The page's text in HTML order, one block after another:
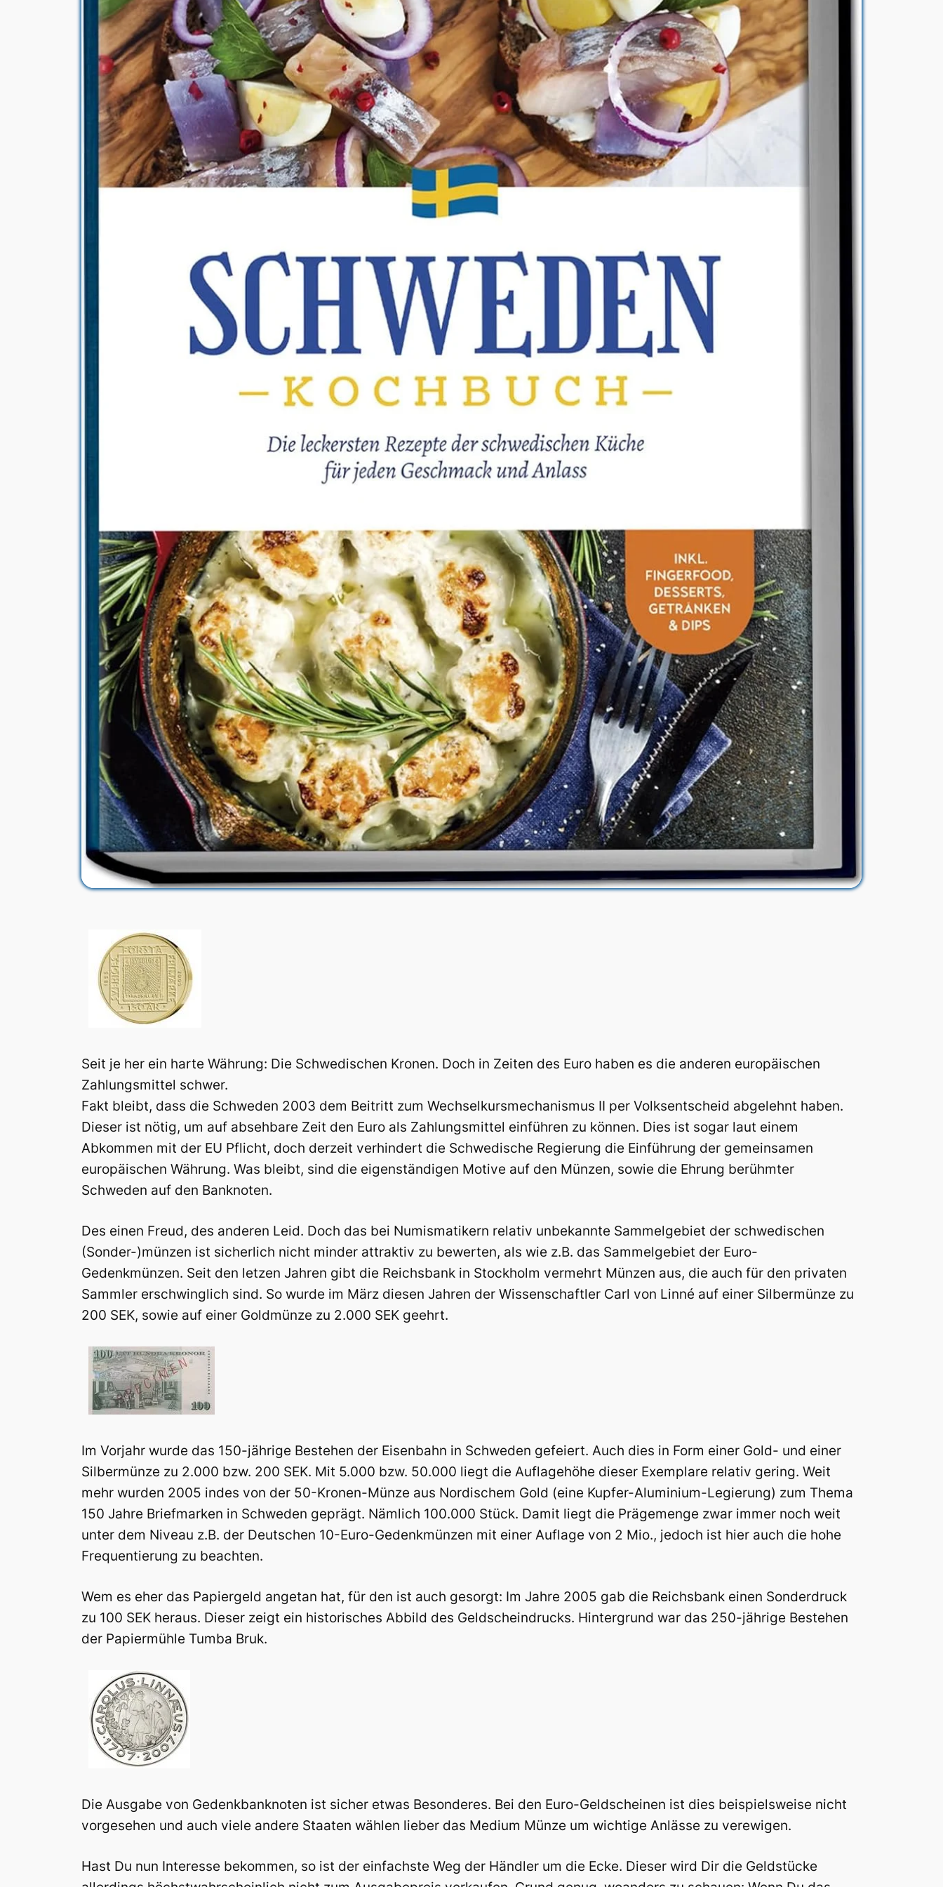
Seit je her ein harte Währung: Die Schwedischen Kronen. Doch in Zeiten des Euro haben es die anderen europäischen
Zahlungsmittel schwer.
Fakt bleibt, dass die Schweden 2003 dem Beitritt zum Wechselkursmechanismus II per Volksentscheid abgelehnt haben.
Dieser ist nötig, um auf absehbare Zeit den Euro als Zahlungsmittel einführen zu können. Dies ist sogar laut einem
Abkommen mit der EU Pflicht, doch derzeit verhindert die Schwedische Regierung die Einführung der gemeinsamen
europäischen Währung. Was bleibt, sind die eigenständigen Motive auf den Münzen, sowie die Ehrung berühmter
Schweden auf den Banknoten.
Des einen Freud, des anderen Leid. Doch das bei Numismatikern relativ unbekannte Sammelgebiet der schwedischen
(Sonder-)münzen ist sicherlich nicht minder attraktiv zu bewerten, als wie z.B. das Sammelgebiet der Euro-
Gedenkmünzen. Seit den letzen Jahren gibt die Reichsbank in Stockholm vermehrt Münzen aus, die auch für den privaten
Sammler erschwinglich sind. So wurde im März diesen Jahren der Wissenschaftler Carl von Linné auf einer Silbermünze zu
200 SEK, sowie auf einer Goldmünze zu 2.000 SEK geehrt.
Im Vorjahr wurde das 150-jährige Bestehen der Eisenbahn in Schweden gefeiert. Auch dies in Form einer Gold- und einer
Silbermünze zu 2.000 bzw. 200 SEK. Mit 5.000 bzw. 50.000 liegt die Auflagehöhe dieser Exemplare relativ gering. Weit
mehr wurden 2005 indes von der 50-Kronen-Münze aus Nordischem Gold (eine Kupfer-Aluminium-Legierung) zum Thema
150 Jahre Briefmarken in Schweden geprägt. Nämlich 100.000 Stück. Damit liegt die Prägemenge zwar immer noch weit
unter dem Niveau z.B. der Deutschen 10-Euro-Gedenkmünzen mit einer Auflage von 2 Mio., jedoch ist hier auch die hohe
Frequentierung zu beachten.
Wem es eher das Papiergeld angetan hat, für den ist auch gesorgt: Im Jahre 2005 gab die Reichsbank einen Sonderdruck
zu 100 SEK heraus. Dieser zeigt ein historisches Abbild des Geldscheindrucks. Hintergrund war das 250-jährige Bestehen
der Papiermühle Tumba Bruk.
Die Ausgabe von Gedenkbanknoten ist sicher etwas Besonderes. Bei den Euro-Geldscheinen ist dies beispielsweise nicht
vorgesehen und auch viele andere Staaten wählen lieber das Medium Münze um wichtige Anlässe zu verewigen.
Hast Du nun Interesse bekommen, so ist der einfachste Weg der Händler um die Ecke. Dieser wird Dir die Geldstücke